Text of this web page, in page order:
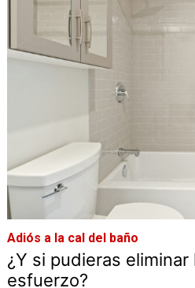
Adiós a la cal del baño
¿Y si pudieras
esfuerzo?